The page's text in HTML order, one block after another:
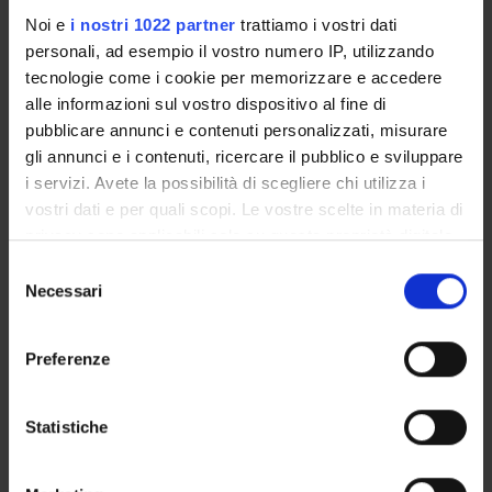
Noi e i nostri 1022 partner trattiamo i vostri dati
personali, ad esempio il vostro numero IP, utilizzando
tecnologie come i cookie per memorizzare e accedere
alle informazioni sul vostro dispositivo al fine di
pubblicare annunci e contenuti personalizzati, misurare
gli annunci e i contenuti, ricercare il pubblico e sviluppare
i servizi. Avete la possibilità di scegliere chi utilizza i
vostri dati e per quali scopi. Le vostre scelte in materia di
privacy sono applicabili solo su questa proprietà digitale
modificare o revocare il proprio consenso in qualsiasi
momento dalla Dichiarazione sui cookie o facendo clic
raccogliere informazioni sulla tua posizione
geografica, con un'approssimazione di qualche
delNecessari
Preferenze
Statistiche
Engineering
Gastroenterology & Hepatology
Health Care Sciences & Services
Infectious Diseases
Medical Laboratory Technology
Medicine
Microbiology
Pharmacology & Pharmacy
Toxicology
GRUPPI DI RICERCA